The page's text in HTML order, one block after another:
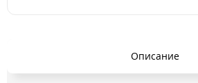
Описание